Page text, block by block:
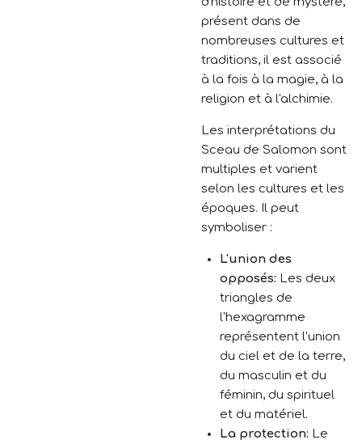
présent dans de
nombreuses cultures et
traditions, il est associé
à la fois à la magie, à la
religion et à l'alchimie.
Les interprétations du
Sceau de Salomon sont
multiples et varient
selon les cultures et les
époques. Il peut
symboliser :
L'union des
opposés: Les deux
triangles de
l'hexagramme
représentent l'union
du ciel et de la terre,
du masculin et du
féminin,du spirituel
et du matériel.
La protection: Le